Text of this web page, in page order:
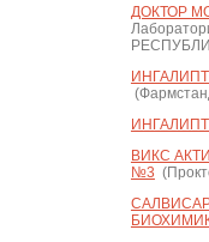
ДОКТОР
ВИКС
№3